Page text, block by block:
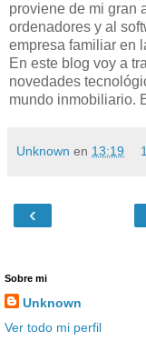
proviene de mi gran
ordenadores y al
empresa familiar en
En este blog voy a
novedades
mundo inmobiliario.
Unknown en 13:19
‹
Sobre mi
Unknown
Ver todo mi perfil